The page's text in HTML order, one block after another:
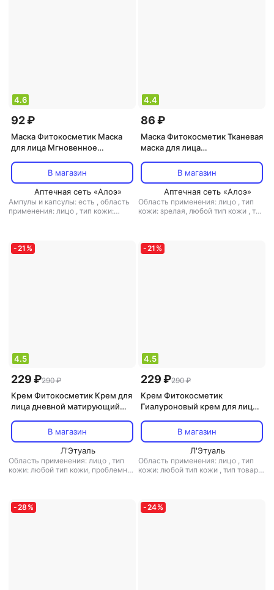
4.6
92 ₽
Маска Фитокосметик Маска
для лица Мгновенное
В магазин
Аптечная сеть «Алоэ»
Ампулы и капсулы: есть , область
применения: лицо , тип кожи:
увлажнение
4.4
86 ₽
Маска Фитокосметик Тканевая
маска для лица
В магазин
Аптечная сеть «Алоэ»
Область применения: лицо , тип
кожи: зрелая, любой тип кожи , тип
тонизирующий, увлажнение
-21 %
4.5
229 ₽290 ₽
Крем Фитокосметик Крем для
лица дневной матирующий
Professional контроль
жирного блеска, 45мл
В магазин
Л'Этуаль
Область применения: лицо , тип
кожи: любой тип кожи, проблемная
-21 %
4.5
229 ₽290 ₽
Крем Фитокосметик
Гиалуроновый крем для лица
Свежая косметика, 50 мл
В магазин
Л'Этуаль
Область применения: лицо , тип
кожи: любой тип кожи , тип товара:
-28 % -24%